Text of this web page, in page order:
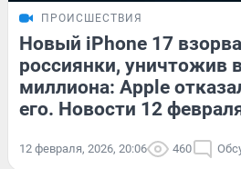
ПРОИСШЕСТВИЯ
Новый iPhone 17
россиянки, уничтожив
миллиона: Apple
его. Новости 12
12 февраля, 2026, 20:06 460